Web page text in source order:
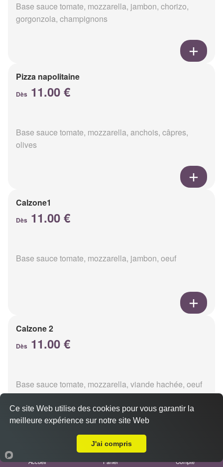
Base sauce tomate, mozzarella, jambon, chorizo,
gorgonzola, champignons
Pizza napolitaine
Dès 11.00 €
Base sauce tomate, mozzarella, anchois, câpres,
olives
Calzone1
Dès 11.00 €
Base sauce tomate, mozzarella, jambon, oeuf
Calzone 2
Dès 11.00 €
Base sauce tomate, mozzarella, viande hachée, oeuf
Accueil Panier Compte
Ce site Web utilise des cookies pour vous garantir la
meilleure expérience sur notre site Web
J'ai compris